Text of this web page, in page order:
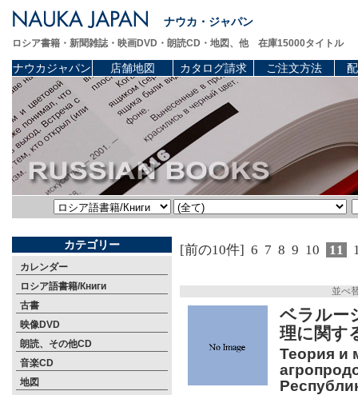
ナウカ・ジャパン
ロシア書籍・新聞雑誌・映画DVD・朗読CD・地図、他 在庫15000タイトル
ナウカジャパン 店舗地図 カタログ請求 ご注文方法
カテゴリー
カレンダー
ロシア語書籍/Книги
古書
映像DVD
朗読、その他CD
音楽CD
地図
[前の10件] 6 7 8 9 10 11
並べ
ベラルー
理に関す
Теория и